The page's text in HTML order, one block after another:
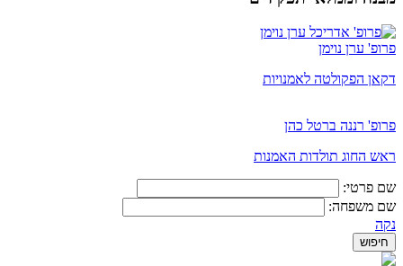
פרופ' ערן נוימן
דקאן הפקולטה לאמנויות
פרופ' רננה ברטל כהן
ראש החוג תולדות האמנות
שם פרטי:
שם משפחה:
נקה